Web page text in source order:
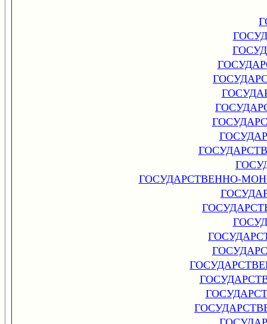
ГОСУДАРСТВЕННО-